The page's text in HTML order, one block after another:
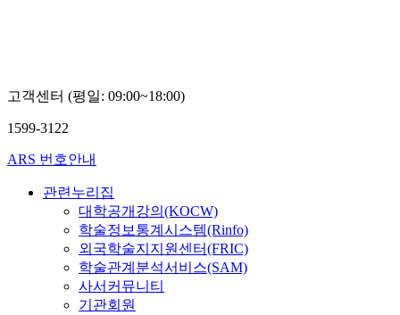
고객센터 (평일: 09:00~18:00)
1599-3122
ARS 번호안내
관련누리집
대학공개강의(KOCW)
학술정보통계시스템(Rinfo)
외국학술지지원센터(FRIC)
학술관계분석서비스(SAM)
사서커뮤니티
기관회원